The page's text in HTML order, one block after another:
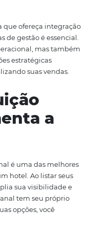
sistemas e
ainda
comunicam
inconsistentes e
plataforma
disponibilidade
tempo e
pode resultar em
a análise de
de mercado e o
uma visão holística